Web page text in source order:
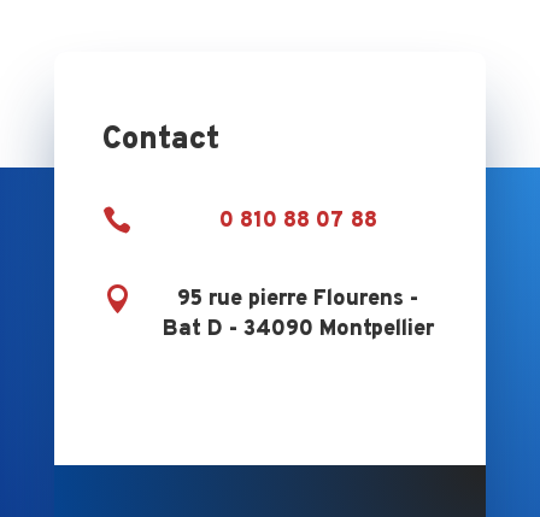
Contact
 0 810 88 07 88

95 rue pierre Flourens -
Bat D - 34090 Montpellier